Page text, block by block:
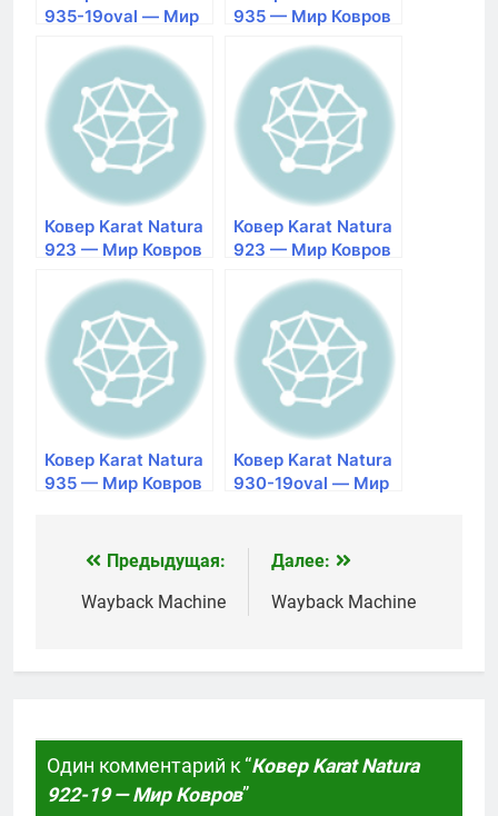
935-19oval — Мир
935 — Мир Ковров
Ковер Karat Natura
923 — Мир Ковров
Ковер Karat Natura
923 — Мир Ковров
Ковер Karat Natura
935 — Мир Ковров
Ковер Karat Natura
930-19oval — Мир
Навигация
по
Предыдущая:
Wayback Machine
Далее:
Wayback Machine
Один комментарий к “Ковер Karat Natura
922-19 — Мир Ковров”